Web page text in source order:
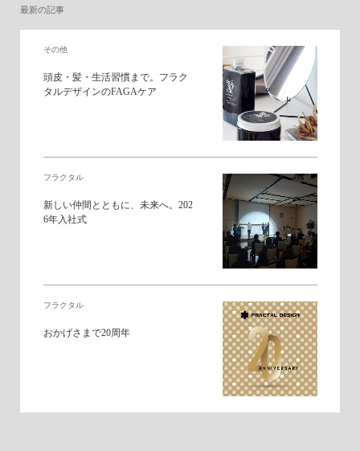
最新の記事
その他
頭皮・髪・生活習慣まで。フラク
タルデザインのFAGAケア
フラクタル
新しい仲間とともに、未来へ。202
6年入社式
フラクタル
おかげさまで20周年